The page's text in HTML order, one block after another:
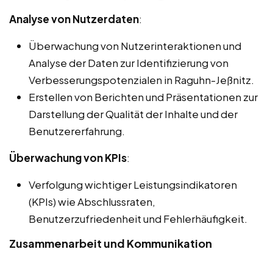
Analyse von Nutzerdaten:
Überwachung von Nutzerinteraktionen und
Analyse der Daten zur Identifizierung von
Verbesserungspotenzialen in Raguhn-Jeßnitz.
Erstellen von Berichten und Präsentationen zur
Darstellung der Qualität der Inhalte und der
Benutzererfahrung.
Überwachung von KPIs:
Verfolgung wichtiger Leistungsindikatoren
(KPIs) wie Abschlussraten,
Benutzerzufriedenheit und Fehlerhäufigkeit.
Zusammenarbeit und Kommunikation